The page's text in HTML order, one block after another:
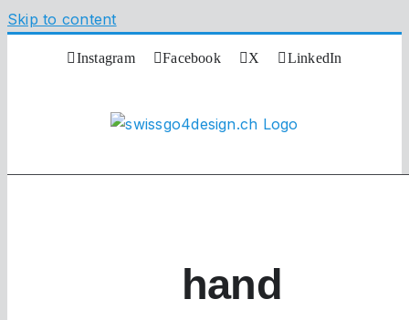
Skip to content
Instagram Facebook X LinkedIn
hand